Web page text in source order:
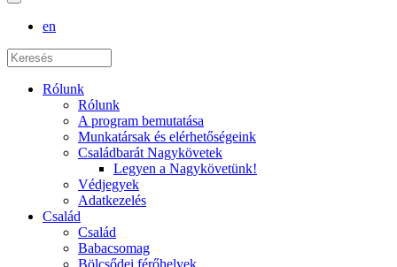
en
Rólunk
Rólunk
A program bemutatása
Munkatársak és elérhetőségeink
Családbarát Nagykövetek
Legyen a Nagykövetünk!
Védjegyek
Adatkezelés
Család
Család
Babacsomag